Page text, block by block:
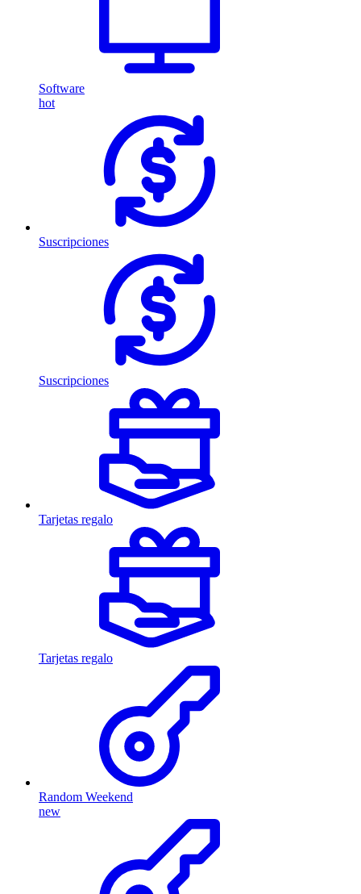
Software
hot
Suscripciones
Suscripciones
Tarjetas regalo
Tarjetas regalo
Random Weekend
new